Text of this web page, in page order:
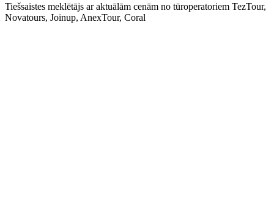
Tiešsaistes meklētājs ar aktuālām cenām no tūroperatoriem TezTour,
Novatours, Joinup, AnexTour, Coral